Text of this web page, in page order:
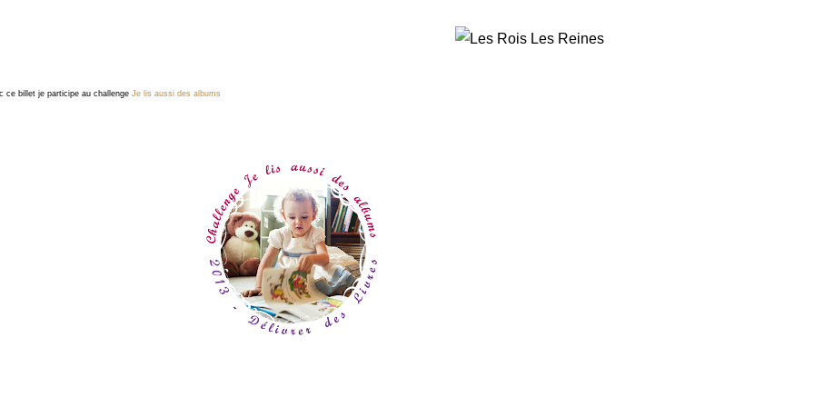
ce billet je participe au challenge Je lis aussi des albums